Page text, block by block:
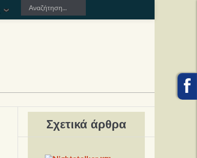
Σχετικά άρθρα